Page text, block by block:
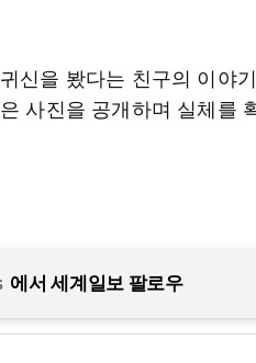
신을 봤다는 친구의 이야
사진을 공개하며 실체를
에서 세계일보 팔로우